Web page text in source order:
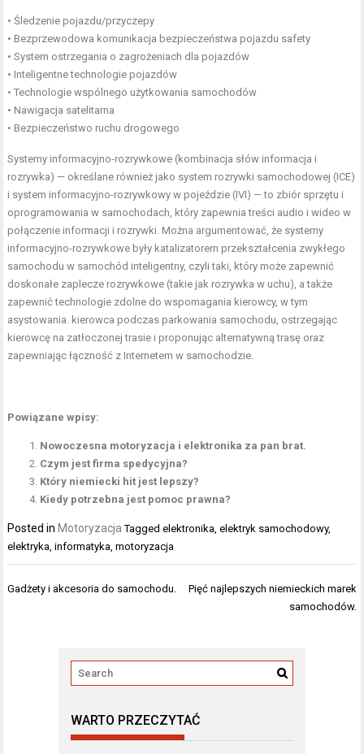
• Śledzenie pojazdu/przyczepy
• Bezprzewodowa komunikacja bezpieczeństwa pojazdu safety
• System ostrzegania o zagrożeniach dla pojazdów
• Inteligentne technologie pojazdów
• Technologie wspólnego użytkowania samochodów
• Nawigacja satelitarna
• Bezpieczeństwo ruchu drogowego
Systemy informacyjno-rozrywkowe (kombinacja słów informacja i
rozrywka) — określane również jako system rozrywki samochodowej (ICE)
i system informacyjno-rozrywkowy w pojeździe (IVI) — to zbiór sprzętu i
oprogramowania w samochodach, który zapewnia treści audio i wideo w
połączenie informacji i rozrywki. Można argumentować, że systemy
informacyjno-rozrywkowe były katalizatorem przekształcenia zwykłego
samochodu w samochód inteligentny, czyli taki, który może zapewnić
doskonałe zaplecze rozrywkowe (takie jak rozrywka w uchu), a także
zapewnić technologie zdolne do wspomagania kierowcy, w tym
asystowania. kierowca podczas parkowania samochodu, ostrzegając
kierowcę na zatłoczonej trasie i proponując alternatywną trasę oraz
zapewniając łączność z Internetem w samochodzie.
Powiązane wpisy:
Nowoczesna motoryzacja i elektronika za pan brat.
Czym jest firma spedycyjna?
Który niemiecki hit jest lepszy?
Kiedy potrzebna jest pomoc prawna?
Posted in Motoryzacja Taggedelektronika ,elektryk samochodowy,
elektryka ,informatyka ,motoryzacja
Nawigacja
Gadżety i akcesoria do samochodu.
Pięć najlepszych niemieckich marek
samochodów.
WARTO PRZECZYTAĆ